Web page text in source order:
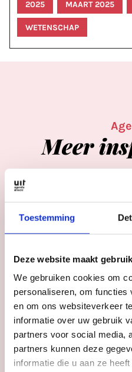
Toestemming
Deze website maakt
We gebruiken cookies om
personaliseren, om functies
en om ons websiteverkeer
informatie over uw gebruik
partners voor social media,
partners kunnen deze
informatie die u aan ze
2025 MAART 2025
WETENSCHAP
Meer